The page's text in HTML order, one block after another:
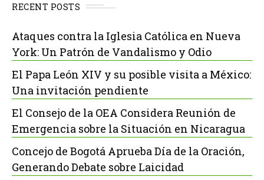
RECENT POSTS
Ataques contra la Iglesia Católica en Nueva
York: Un Patrón de Vandalismo y Odio
El Papa León XIV y su posible visita a México:
Una invitación pendiente
El Consejo de la OEA Considera Reunión de
Emergencia sobre la Situación en Nicaragua
Concejo de Bogotá Aprueba Día de la Oración,
Generando Debate sobre Laicidad